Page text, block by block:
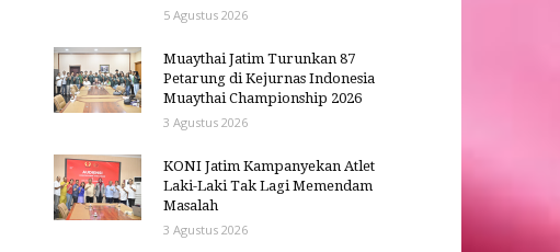
5 Agustus 2026
Muaythai Jatim Turunkan 87
Petarung di Kejurnas Indonesia
Muaythai Championship 2026
3 Agustus 2026
KONI Jatim Kampanyekan Atlet
Laki-Laki Tak Lagi Memendam
Masalah
3 Agustus 2026